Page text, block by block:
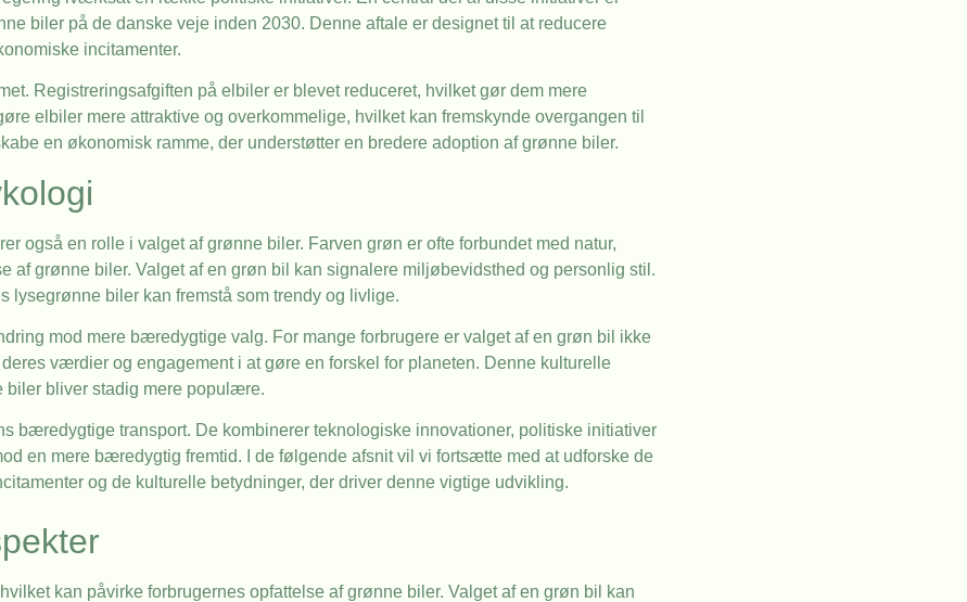
biler på de danske veje inden 2030. Denne aftale er designet til at reducere
incitamenter.
Registreringsafgiften på elbiler er blevet reduceret, hvilket gør dem mere
elbiler mere attraktive og overkommelige, hvilket kan fremskynde overgangen til
en økonomisk ramme, der understøtter en bredere adoption af grønne biler.
også en rolle i valget af grønne biler. Farven grøn er ofte forbundet med natur,
af grønne biler. Valget af en grøn bil kan signalere miljøbevidsthed og personlig stil.
biler kan fremstå som trendy og livlige.
mod mere bæredygtige valg. For mange forbrugere er valget af en grøn bil ikke
værdier og engagement i at gøre en forskel for planeten. Denne kulturelle
biler bliver stadig mere populære.
bæredygtige transport. De kombinerer teknologiske innovationer, politiske initiativer
en mere bæredygtig fremtid. I de følgende afsnit vil vi fortsætte med at udforske de
og de kulturelle betydninger, der driver denne vigtige udvikling.
kan påvirke forbrugernes opfattelse af grønne biler. Valget af en grøn bil kan